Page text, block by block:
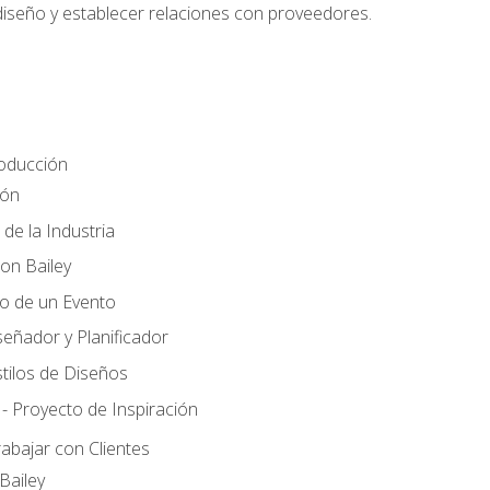
y establecer relaciones con proveedores.
la Industria
Bailey
de un Evento
y Planificador
de Diseños
Proyecto de Inspiración
con Clientes